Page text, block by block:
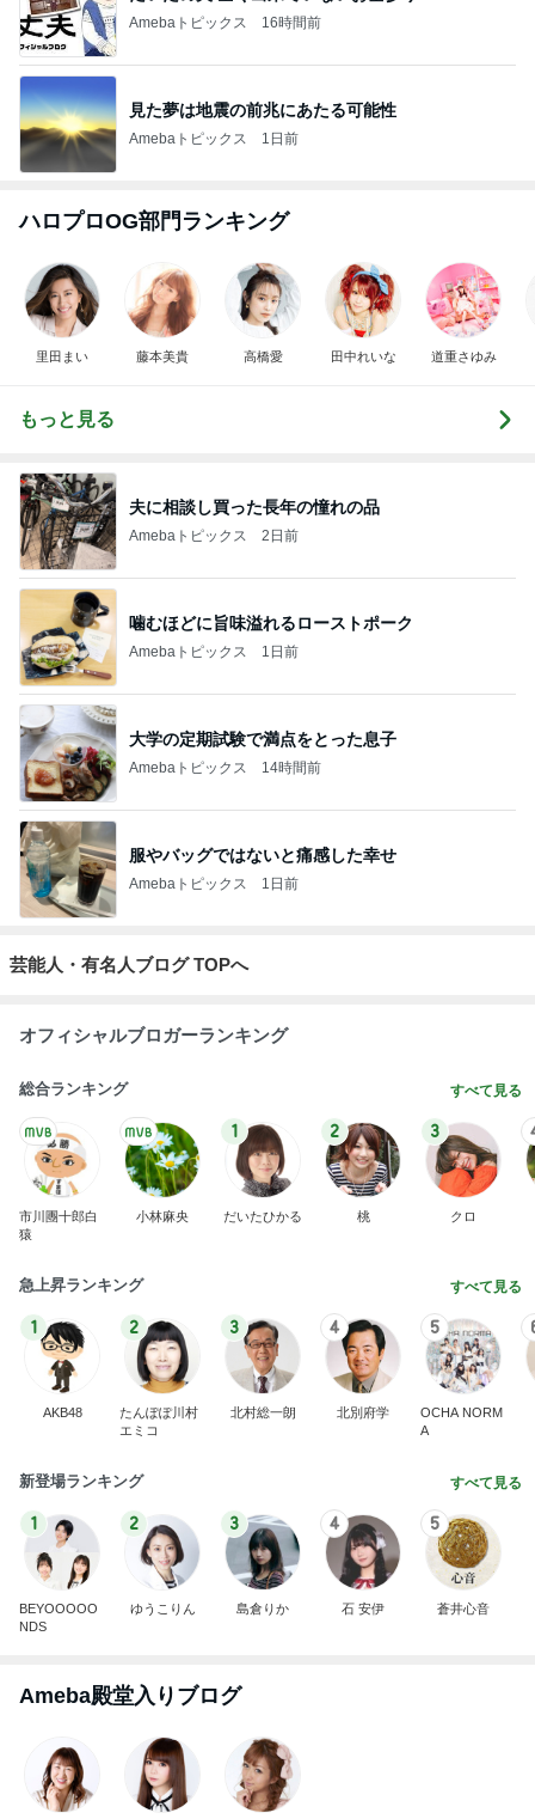
Amebaトピックス 16時間前
見た夢は地震の前兆にあたる可能性
Amebaトピックス 1日前
ハロプロOG部門ランキング
里田まい 藤本美貴 高橋愛 田中れいな 道重さゆみ
もっと見る
夫に相談し買った長年の憧れの品
Amebaトピックス 2日前
噛むほどに旨味溢れるローストポーク
Amebaトピックス 1日前
大学の定期試験で満点をとった息子
Amebaトピックス 14時間前
服やバッグではないと痛感した幸せ
Amebaトピックス 1日前
芸能人・有名人ブログ TOPへ
オフィシャルブロガーランキング
総合ランキング すべて見る
市川團十郎白
猿
小林麻央
1
だいたひかる
2
桃
3
クロ
急上昇ランキング すべて見る
1
AKB48
2
たんぽぽ川村
エミコ
3
北村総一朗
4
北別府学
5
OCHA NORM
A
新登場ランキング すべて見る
1
BEYOOOOO
NDS
2
ゆうこりん
3
島倉りか
4
石 安伊
5
蒼井心音
Ameba殿堂入りブログ